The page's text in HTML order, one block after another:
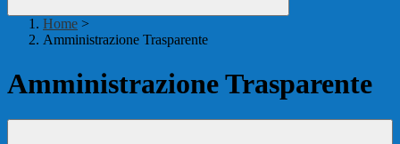
Home >
Amministrazione Trasparente
Amministrazione Trasparente